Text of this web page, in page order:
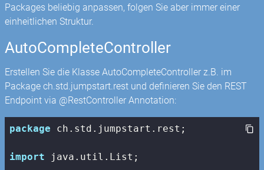
Packages beliebig anpassen, folgen Sie aber immer einer
einheitlichen Struktur.
AutoCompleteController
Erstellen Sie die Klasse AutoCompleteController z.B. im
Package ch.std.jumpstart.rest und definieren Sie den REST
Endpoint via @RestController Annotation:
package ch.std.jumpstart.rest;
import java.util.List;